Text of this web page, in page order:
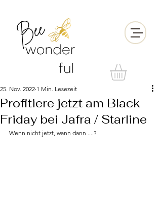
Profitiere jetzt am Black
Friday bei Jafra / Starline
25. Nov. 2022 1 Min. Lesezeit
Wenn nicht jetzt, wann dann ....?